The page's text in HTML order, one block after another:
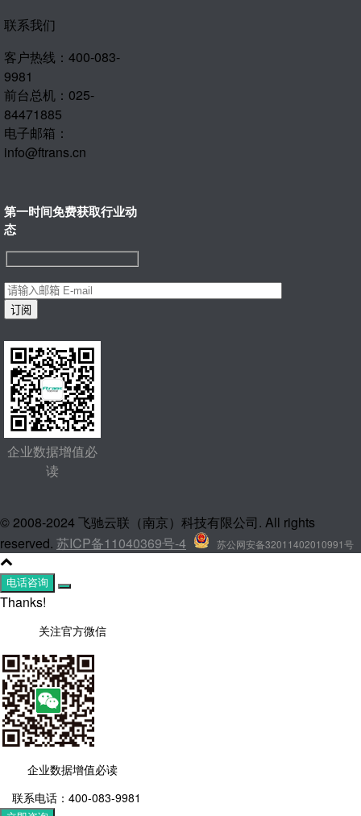
联系我们
客户热线：400-083-
9981
前台总机：025-
84471885
电子邮箱：
info@ftrans.cn
第一时间免费获取行业动
态
企业数据增值必
读
© 2008-2024 飞驰云联（南京）科技有限公司. All rights
reserved. 苏ICP备11040369号-4 苏公网安备32011402010991号
电话咨询
Thanks!
关注官方微信
企业数据增值必读
联系电话：400-083-9981